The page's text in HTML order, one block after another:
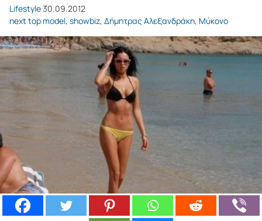
Lifestyle30.09.2012
next top model, showbiz, Δήμητρας Αλεξανδράκη, Μύκονο